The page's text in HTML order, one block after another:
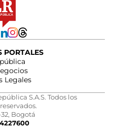
PORTALES
Legales
S.A.S. Todos los
32, Bogotá